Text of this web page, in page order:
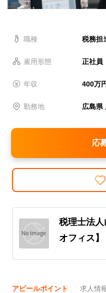
職種 税務担
雇用形態 正社員
年収 400万
勤務地 広島県
応
税理士法
オフィス】
アピールポイント 求人情